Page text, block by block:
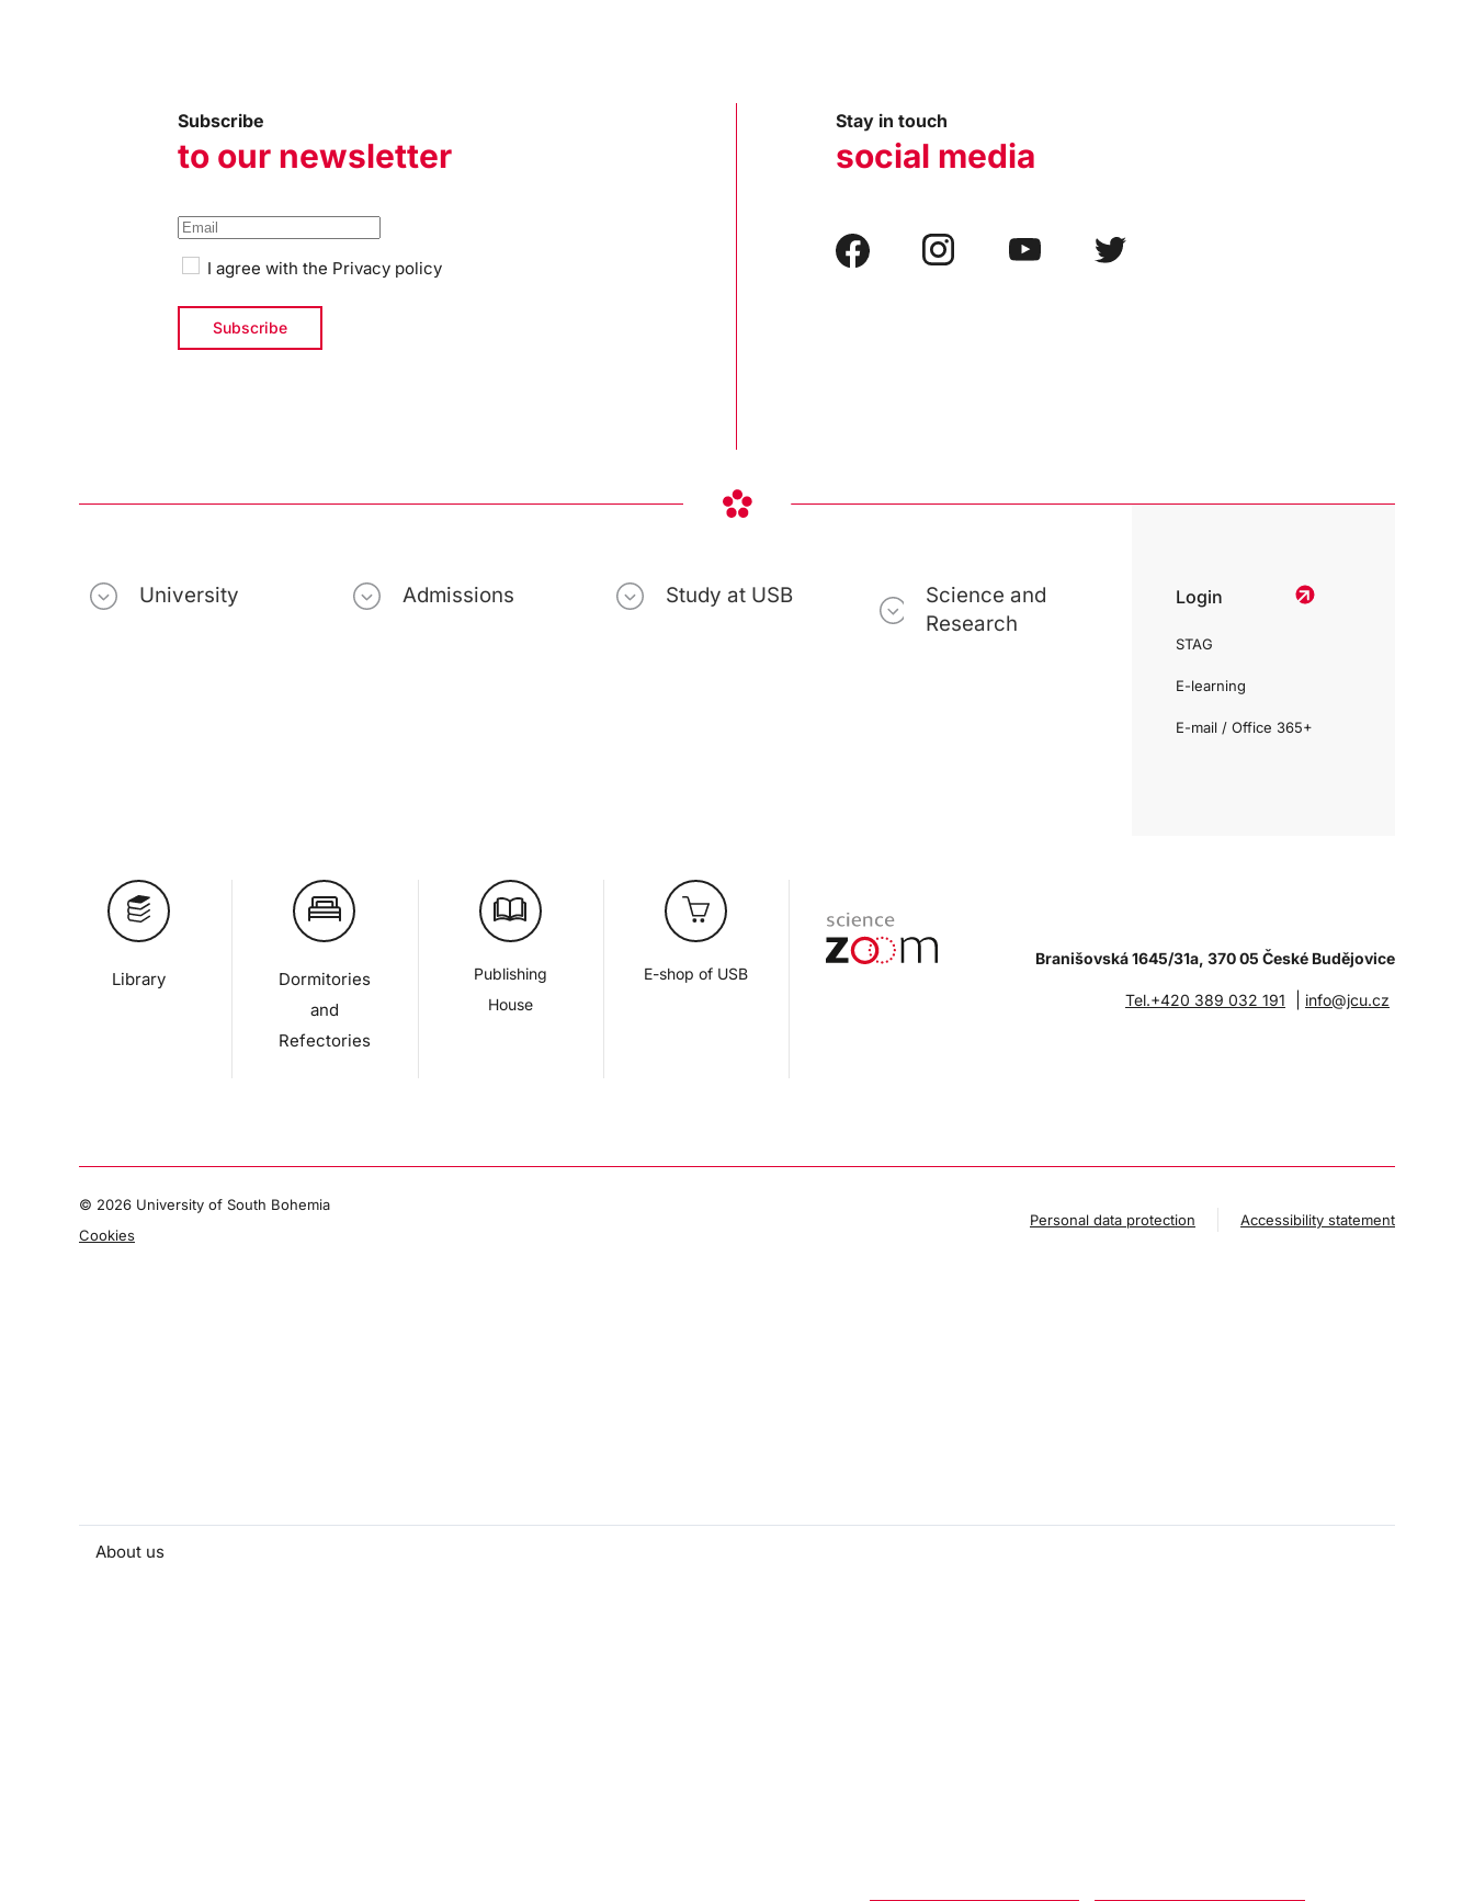
Subscribe
to our newsletter
I agree with the Privacy policy
Stay in touch
social media
University Admissions Study at USB
Science and
Research
Login
STAG
E-learning
E-mail / Office 365+
Library
Dormitories
and
Refectories
Publishing
House
E-shop of USB
Branišovská 1645/31a, 370 05 České Budějovice
Tel.+420 389 032 191 info@jcu.cz
© 2026 University of South Bohemia
Cookies
Personal data protection Accessibility statement
About us